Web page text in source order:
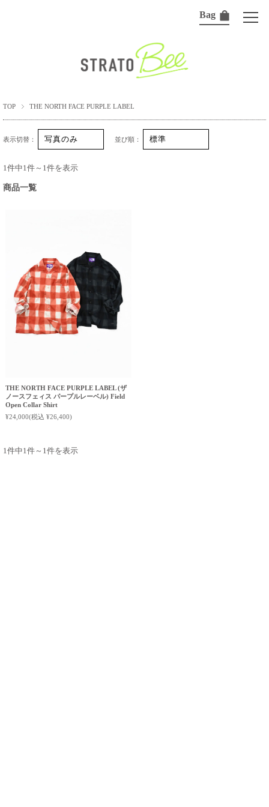
Bag
TOP THE NORTH FACE PURPLE LABEL
表示切替： 並び順：
1件中1件～1件を表示
商品一覧
THE NORTH FACE PURPLE LABEL (ザ
ノースフェィス パープルレーベル) Field
Open Collar Shirt
¥24,000(税込 ¥26,400)
1件中1件～1件を表示